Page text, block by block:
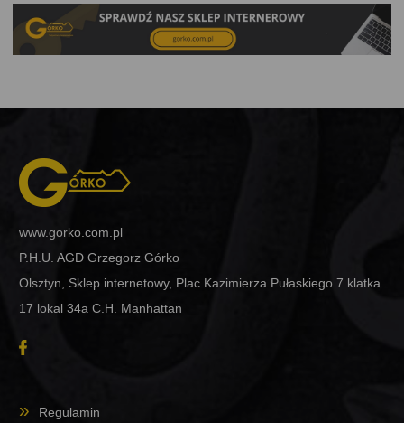
www.gorko.com.pl
P.H.U. AGD Grzegorz Górko
Olsztyn, Sklep internetowy, Plac Kazimierza Pułaskiego 7 klatka
17 lokal 34a C.H. Manhattan
Regulamin